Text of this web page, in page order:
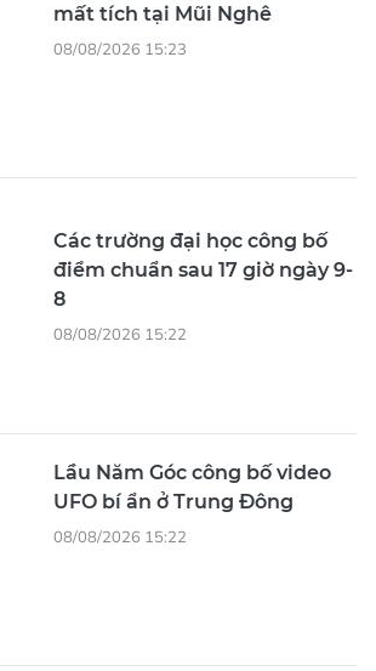
mất tích tại Mũi Nghê
08/08/2026 15:23
Các trường đại học công bố
điểm chuẩn sau 17 giờ ngày 9-
8
08/08/2026 15:22
Lầu Năm Góc công bố video
UFO bí ẩn ở Trung Đông
08/08/2026 15:22